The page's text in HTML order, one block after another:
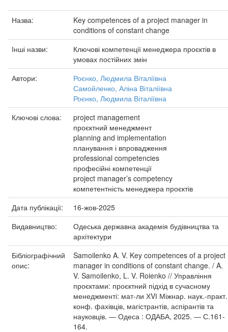
Назва:
Key competences of a project manager in
conditions of constant change
Інші назви:
Ключові компетенції менеджера проєктів в
умовах постійних змін
Автори:
Роєнко, Людмила Віталіївна
Самойленко, Аліна Віталіївна
Роєнко, Людмила Віталіївна
Ключові слова:
project management
проєктний менеджмент
planning and implementation
планування і впровадження
professional competencies
професійні компетенції
project manager’s competency
компетентність менеджера проєктів
Дата публікації:
16-жов-2025
Видавництво:
Одеська державна академія будівництва та
архітектури
Бібліографічний
опис:
Samoilenko A. V. Key competences of a project
manager in conditions of constant change. / A.
V. Samoilenko, L. V. Roienko // Управління
проєктами: проєктний підхід в сучасному
менеджменті: мат-ли ХVІ Міжнар. наук.-практ.
конф. фахівців, магістрантів, аспірантів та
науковців. ― Одеса : ОДАБА, 2025. ― С.161-
164.